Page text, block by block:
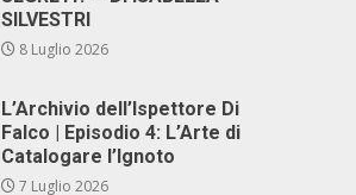
SILVESTRI
8 Luglio 2026
L’Archivio dell’Ispettore Di
Falco | Episodio 4: L’Arte di
Catalogare l’Ignoto
7 Luglio 2026